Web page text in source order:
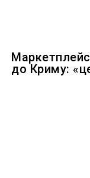
до Криму: